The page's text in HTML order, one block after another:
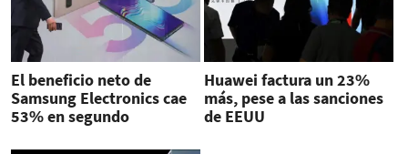
El beneficio neto de
Samsung Electronics cae
53% en segundo
Huawei factura un 23%
más, pese a las sanciones
de EEUU